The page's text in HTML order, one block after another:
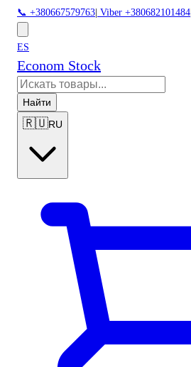
📞 +380667579763 Viber +380682101484
ES
Econom Stock
Найти
🇷🇺RU